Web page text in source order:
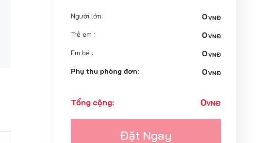
Người lớn: 0VNĐ
Trẻ em : 0VNĐ
Em bé : 0VNĐ
Phụ thu phòng đơn: 0VNĐ
Tổng cộng: 0VNĐ
Đặt Ngay